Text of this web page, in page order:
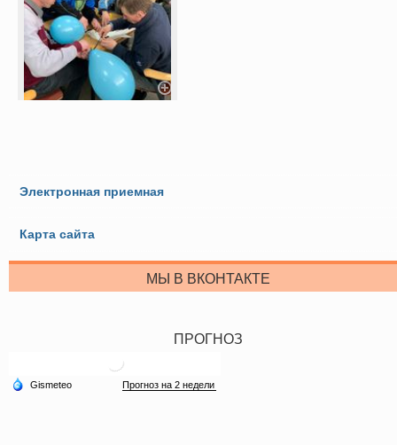
Электронная приемная
Карта сайта
МЫ В ВКОНТАКТЕ
ПРОГНОЗ